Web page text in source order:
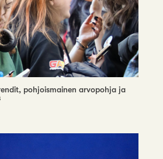
pohjoismainen arvopohja ja